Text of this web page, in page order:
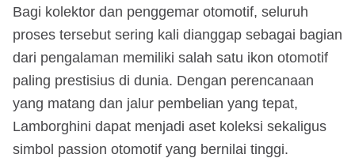
Bagi kolektor dan penggemar otomotif, seluruh
proses tersebut sering kali dianggap sebagai bagian
dari pengalaman memiliki salah satu ikon otomotif
paling prestisius di dunia. Dengan perencanaan
yang matang dan jalur pembelian yang tepat,
Lamborghini dapat menjadi aset koleksi sekaligus
simbol passion otomotif yang bernilai tinggi.